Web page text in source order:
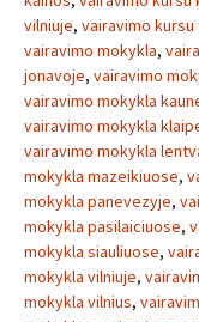
vilniuje, vairavimo kursu
vairavimo mokykla,
jonavoje, vairavimo
vairavimo mokykla
vairavimo mokykla
vairavimo mokykla
mokykla mazeikiuose,
mokykla panevezyje,
mokykla pasilaiciuose,
mokykla siauliuose,
mokykla vilniuje,
mokykla vilnius,